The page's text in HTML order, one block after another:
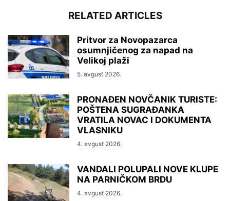
RELATED ARTICLES
Pritvor za Novopazarca
osumnjičenog za napad na
Velikoj plaži
5. avgust 2026.
PRONAĐEN NOVČANIK TURISTE:
POŠTENA SUGRAĐANKA
VRATILA NOVAC I DOKUMENTA
VLASNIKU
4. avgust 2026.
VANDALI POLUPALI NOVE KLUPE
NA PARNIČKOM BRDU
4. avgust 2026.